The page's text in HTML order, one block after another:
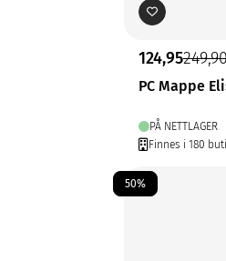
124,95
PC Mappe
PÅ NETTLAGER
Finnes i 180
50%